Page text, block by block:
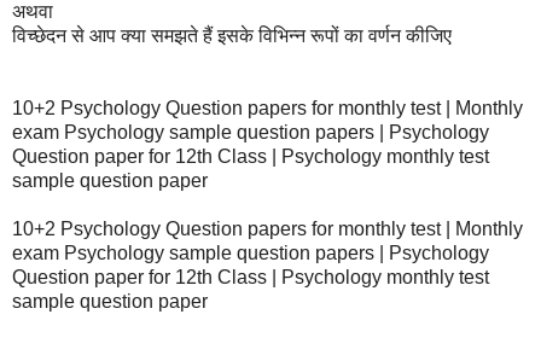
अथवा
विच्छेदन से आप क्या समझते हैं इसके विभिन्न रूपों का वर्णन कीजिए
10+2 Psychology Question papers for monthly test | Monthly
exam Psychology sample question papers | Psychology
Question paper for 12th Class | Psychology monthly test
sample question paper
10+2 Psychology Question papers for monthly test | Monthly
exam Psychology sample question papers | Psychology
Question paper for 12th Class | Psychology monthly test
sample question paper